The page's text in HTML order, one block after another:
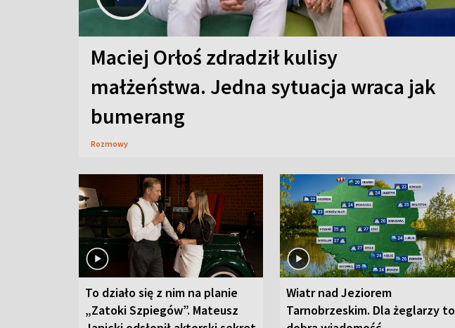
Maciej Orłoś zdradził kulisy
małżeństwa. Jedna sytuacja wraca jak
bumerang
Rozmowy
To działo się z nim na planie
„Zatoki Szpiegów”. Mateusz
Wiatr nad Jeziorem
Tarnobrzeskim. Dla żeglarzy to